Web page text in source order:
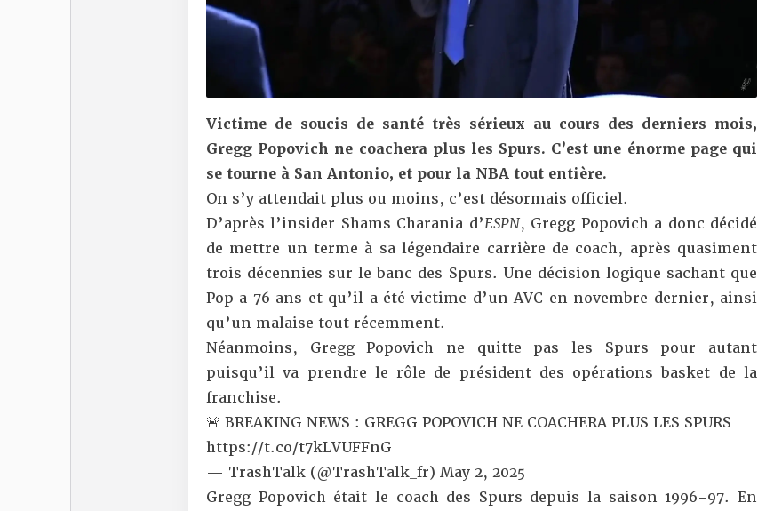
Victime de soucis de santé très sérieux au cours des derniers mois,
Gregg Popovich ne coachera plus les Spurs. C’est une énorme page qui
se tourne à San Antonio, et pour la NBA tout entière.
On s’y attendait plus ou moins, c’est désormais officiel.
D’après l’insider Shams Charania d’ESPN, Gregg Popovich a donc décidé
de mettre un terme à sa légendaire carrière de coach, après quasiment
trois décennies sur le banc des Spurs. Une décision logique sachant que
Pop a 76 ans et qu’il a été victime d’un AVC en novembre dernier, ainsi
qu’un malaise tout récemment.
Néanmoins, Gregg Popovich ne quitte pas les Spurs pour autant
puisqu’il va prendre le rôle de président des opérations basket de la
franchise.
🚨 BREAKING NEWS : GREGG POPOVICH NE COACHERA PLUS LES SPURS
https://t.co/t7kLVUFFnG
— TrashTalk (@TrashTalk_fr) May 2, 2025
Gregg Popovich était le coach des Spurs depuis la saison 1996-97. En